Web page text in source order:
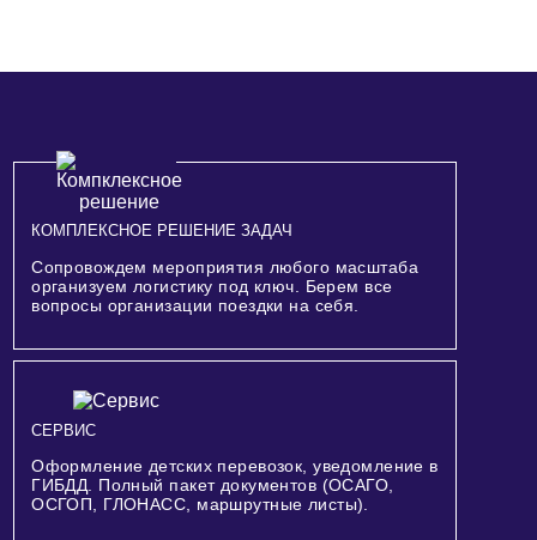
КОМПЛЕКСНОЕ РЕШЕНИЕ ЗАДАЧ
Сопровождем мероприятия любого масштаба
организуем логистику под ключ. Берем все
вопросы организации поездки на себя.
СЕРВИС
Оформление детских перевозок, уведомление в
ГИБДД. Полный пакет документов (ОСАГО,
ОСГОП, ГЛОНАСС, маршрутные листы).